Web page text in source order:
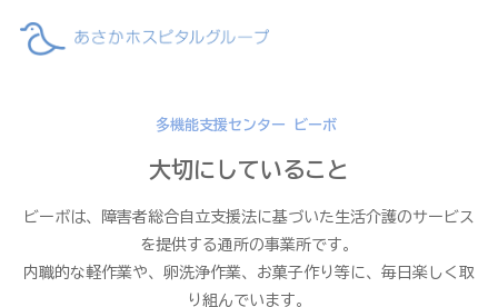
多機能支援センター ビーボ
大切にしていること
ビーボは、障害者総合自立支援法に基づいた生活介護のサービス
を提供する通所の事業所です。
内職的な軽作業や、卵洗浄作業、お菓子作り等に、毎日楽しく取
り組んでいます。